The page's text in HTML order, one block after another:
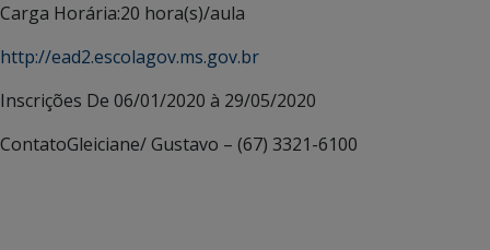
Carga Horária:20 hora(s)/aula
http://ead2.escolagov.ms.gov.br
Inscrições De 06/01/2020 à 29/05/2020
ContatoGleiciane/ Gustavo – (67) 3321-6100